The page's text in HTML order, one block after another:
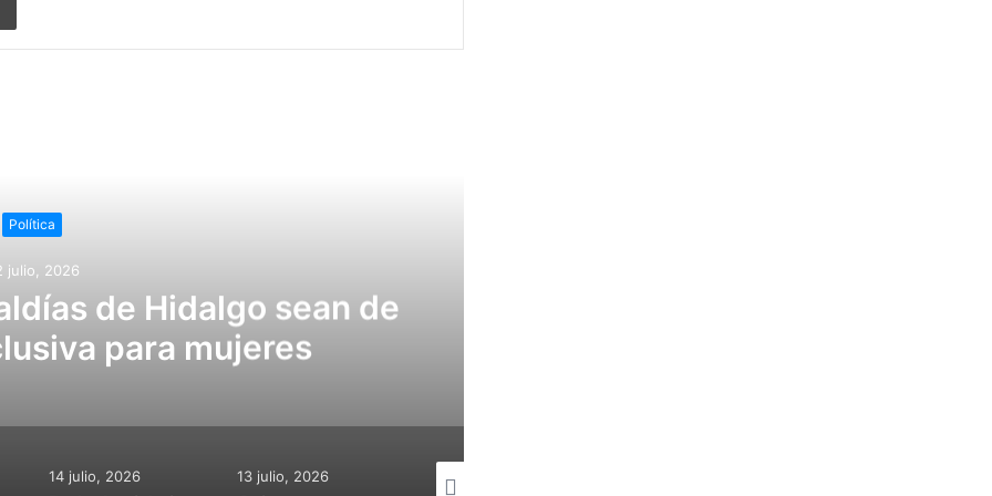
Política
julio, 2026
de Hidalgo sean de
para mujeres
14 julio, 2026 13 julio, 2026 31 mayo, 2026